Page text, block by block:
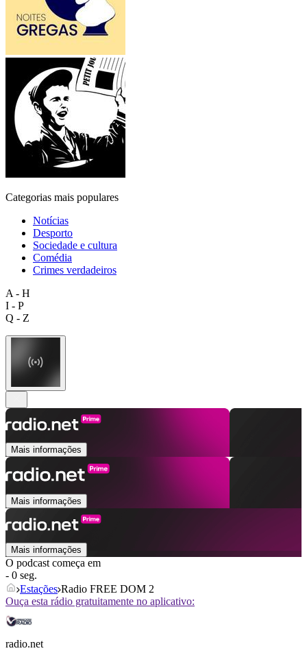
Categorias mais populares
Notícias
Desporto
Sociedade e cultura
Comédia
Crimes verdadeiros
A - H
I - P
Q - Z
Mais informações
Mais informações
Mais informações
O podcast começa em
- 0 seg.
Estações Radio FREE DOM 2
Ouça esta rádio gratuitamente no aplicativo:
radio.net